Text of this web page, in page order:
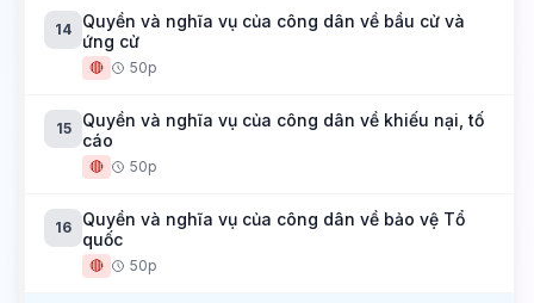
14
Quyền và nghĩa vụ của công dân về bầu cử và
ứng cử
🔴 50p
15
Quyền và nghĩa vụ của công dân về khiếu nại, tố
cáo
🔴 50p
16
Quyền và nghĩa vụ của công dân về bảo vệ Tổ
quốc
🔴 50p